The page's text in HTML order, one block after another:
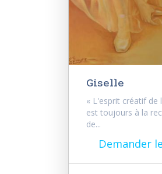
Giselle
« L'esprit créatif de
est toujours à la
de...
Demander